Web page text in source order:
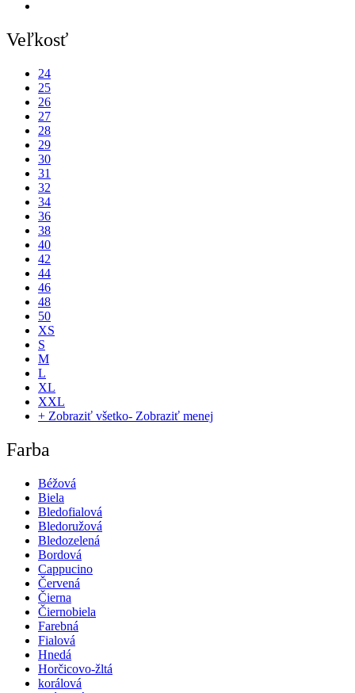
Veľkosť
24
25
26
27
28
29
30
31
32
34
36
38
40
42
44
46
48
50
XS
S
M
L
XL
XXL
+ Zobraziť všetko- Zobraziť menej
Farba
Béžová
Biela
Bledofialová
Bledoružová
Bledozelená
Bordová
Cappucino
Červená
Čierna
Čiernobiela
Farebná
Fialová
Hnedá
Horčicovo-žltá
korálová